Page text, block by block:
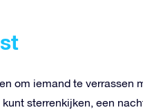
om iemand te verrassen
sterrenkijken, een